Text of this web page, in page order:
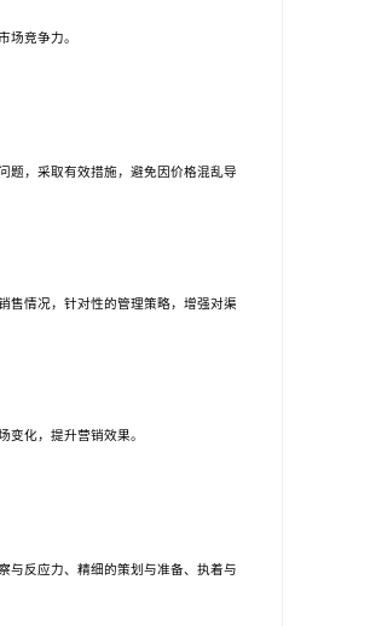
场竞争力。
题，采取有效措施，避免因价格混乱导
售情况，针对性的管理策略，增强对渠
化，提升营销效果。
与反应力、精细的策划与准备、执着与